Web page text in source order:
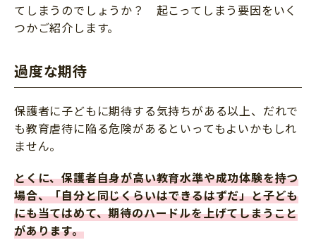
てしまうのでしょうか？ 起こってしまう要因をいく
つかご紹介します。
過度な期待
保護者に子どもに期待する気持ちがある以上、だれで
も教育虐待に陥る危険があるといってもよいかもしれ
ません。
とくに、保護者自身が高い教育水準や成功体験を持つ
場合、「自分と同じくらいはできるはずだ」と子ども
にも当てはめて、期待のハードルを上げてしまうこと
があります。